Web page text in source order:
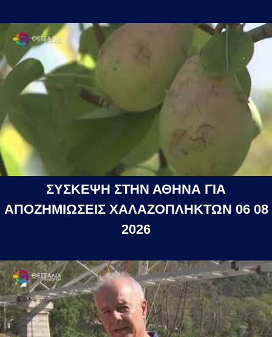
ΣΥΣΚΕΨΗ ΣΤΗΝ ΑΘΗΝΑ ΓΙΑ
ΑΠΟΖΗΜΙΩΣΕΙΣ ΧΑΛΑΖΟΠΛΗΚΤΩΝ 06 08
2026